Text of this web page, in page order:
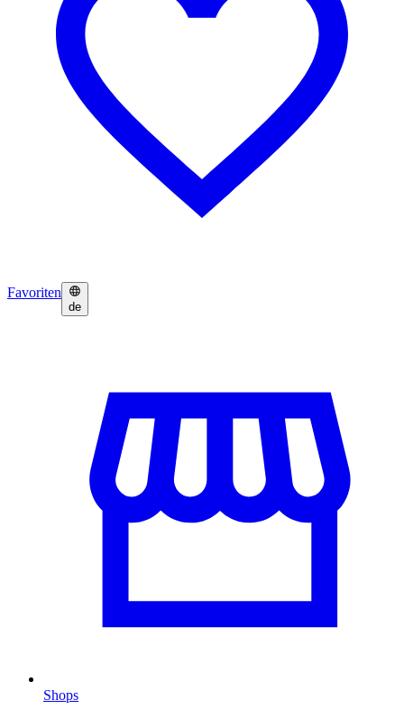
Favoriten
de
Shops